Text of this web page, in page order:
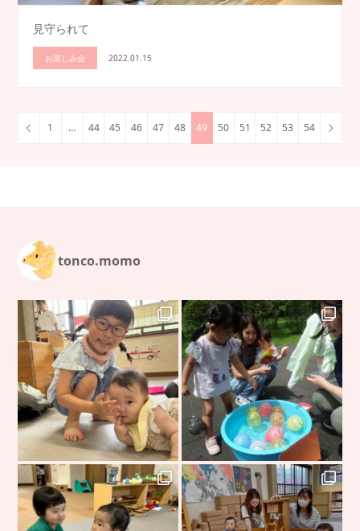
見守られて
お楽しみ会 2022.01.15
1 … 44 45 46 47 48 49 50 51 52 53 54
tonco.momo